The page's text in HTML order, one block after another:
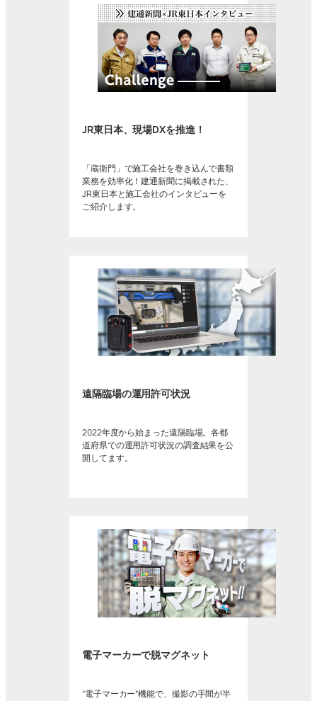
JR東日本、現場DXを推進！
「蔵衛門」で施工会社を巻き込んで書類
業務を効率化！建通新聞に掲載された、
JR東日本と施工会社のインタビューを
ご紹介します。
遠隔臨場の運用許可状況
2022年度から始まった遠隔臨場。各都
道府県での運用許可状況の調査結果を公
開してます。
電子マーカーで脱マグネット
“電子マーカー”機能で、撮影の手間が半